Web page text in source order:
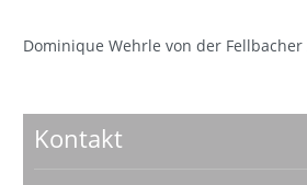
Dominique Wehrle von der
Kontakt